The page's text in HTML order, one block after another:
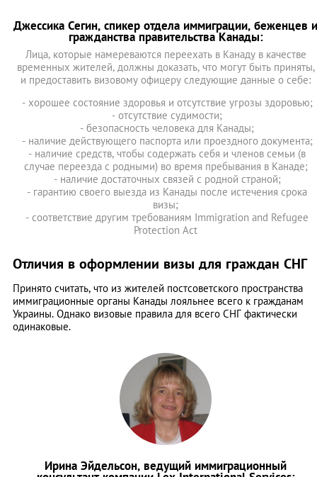
Джессика Сегин, спикер отдела иммиграции, беженцев и
гражданства правительства Канады:
Лица, которые намереваются переехать в Канаду в качестве
временных жителей, должны доказать, что могут быть приняты,
и предоставить визовому офицеру следующие данные о себе:
- хорошее состояние здоровья и отсутствие угрозы здоровью;
- отсутствие судимости;
- безопасность человека для Канады;
- наличие действующего паспорта или проездного документа;
- наличие средств, чтобы содержать себя и членов семьи (в
случае переезда с родными) во время пребывания в Канаде;
- наличие достаточных связей с родной страной;
- гарантию своего выезда из Канады после истечения срока
визы;
- соответствие другим требованиям Immigration and Refugee
Protection Act
Отличия в оформлении визы для граждан СНГ
Принято считать, что из жителей постсоветского пространства
иммиграционные органы Канады лояльнее всего к гражданам
Украины. Однако визовые правила для всего СНГ фактически
одинаковые.
Ирина Эйдельсон, ведущий иммиграционный